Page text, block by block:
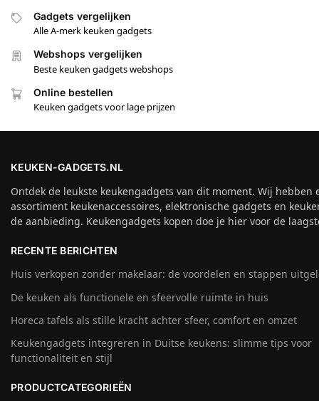
Gadgets vergelijken
Alle A-merk keuken gadgets
Webshops vergelijken
Beste keuken gadgets webshops
Online bestellen
Keuken gadgets voor lage prijzen
KEUKEN-GADGETS.NL
Ontdek de leukste keukengadgets van dit moment. Wij hebben
assortiment keukenaccessoires, elektronische gadgets en
de aanbieding. Keukengadgets kopen doe je hier voor de
RECENTE BERICHTEN
Huis verkopen zonder makelaar: de voordelen en stappen
De keuken als functionele en sfeervolle ruimte in huis
Horeca tafels als stille kracht achter sfeer, comfort en omzet
Keukengadgets integreren in Duitse keukens: slimme tips voor
functionaliteit en stijl
PRODUCTCATEGORIEËN